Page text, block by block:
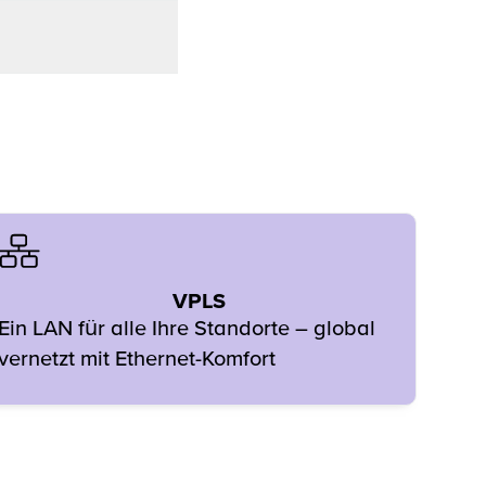
VPLS
LAN für alle Ihre Standorte – global
mit Ethernet-Komfort